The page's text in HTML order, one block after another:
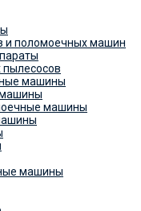
и поломоечных машин
машины
машины
машины
машины